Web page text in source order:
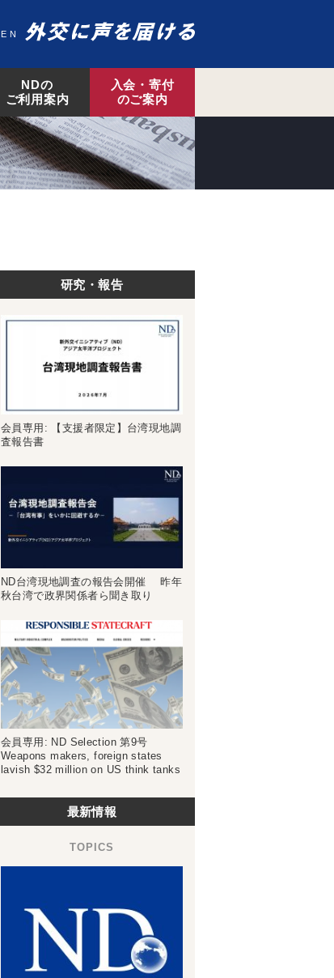
EN
NDの
ご利用案内
入会・寄付
のご案内
研究・報告
会員専用: 【支援者限定】台湾現地調
査報告書
ND台湾現地調査の報告会開催 昨年
秋台湾で政界関係者ら聞き取り
会員専用: ND Selection 第9号
Weapons makers, foreign states
lavish $32 million on US think tanks
最新情報